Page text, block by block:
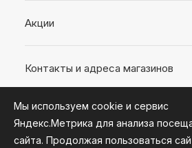
Акции
Контакты и адреса магазинов
Мы используем cookie и сервис
Яндекс.Метрика для анализа
сайта. Продолжая пользоваться